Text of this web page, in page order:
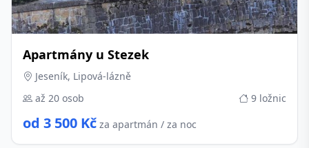
Apartmány u Stezek
Jeseník, Lipová-lázně
až 20 osob
9 ložnic
od 3 500 Kč za apartmán / za noc